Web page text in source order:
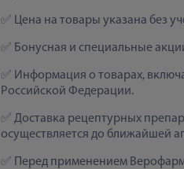
Цена на товары указана без
Бонусная и специальные
Информация о товарах,
Российской Федерации.
Доставка рецептурных
осуществляется до ближайшей
Перед применением